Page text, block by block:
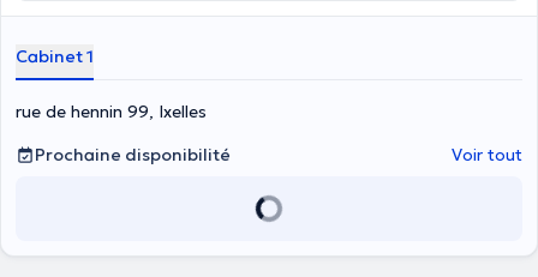
Cabinet 1
rue de hennin 99, Ixelles
Prochaine disponibilité
Voir tout